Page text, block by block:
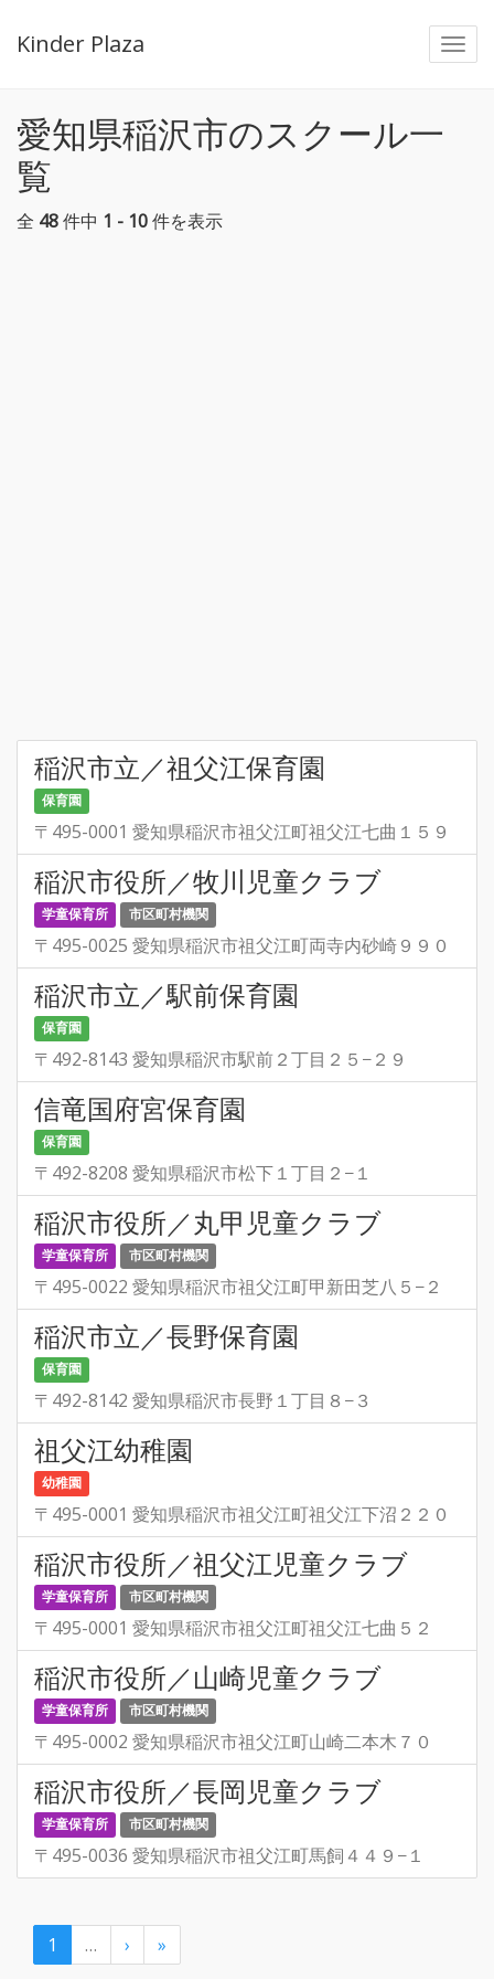
Kinder Plaza
愛知県稲沢市のスクール一
覧
全 48件中 1 - 10件を表示
稲沢市立／祖父江保育園
保育園
〒495-0001 愛知県稲沢市祖父江町祖父江七曲１５９
稲沢市役所／牧川児童クラブ
学童保育所 市区町村機関
〒495-0025 愛知県稲沢市祖父江町両寺内砂崎９９０
稲沢市立／駅前保育園
保育園
〒492-8143 愛知県稲沢市駅前２丁目２５−２９
信竜国府宮保育園
保育園
〒492-8208 愛知県稲沢市松下１丁目２−１
稲沢市役所／丸甲児童クラブ
学童保育所 市区町村機関
〒495-0022 愛知県稲沢市祖父江町甲新田芝八５−２
稲沢市立／長野保育園
保育園
〒492-8142 愛知県稲沢市長野１丁目８−３
祖父江幼稚園
幼稚園
〒495-0001 愛知県稲沢市祖父江町祖父江下沼２２０
稲沢市役所／祖父江児童クラブ
学童保育所 市区町村機関
〒495-0001 愛知県稲沢市祖父江町祖父江七曲５２
稲沢市役所／山崎児童クラブ
学童保育所 市区町村機関
〒495-0002 愛知県稲沢市祖父江町山崎二本木７０
稲沢市役所／長岡児童クラブ
学童保育所 市区町村機関
〒495-0036 愛知県稲沢市祖父江町馬飼４４９−１
1 … ›
»